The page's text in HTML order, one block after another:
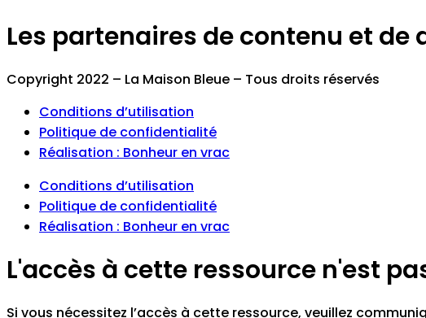
Les partenaires de contenu et
Copyright 2022 – La Maison Bleue – Tous droits réservés
Conditions d’utilisation
Politique de confidentialité
Réalisation : Bonheur en vrac
Conditions d’utilisation
Politique de confidentialité
Réalisation : Bonheur en vrac
L'accès à cette ressource n'est
Si vous nécessitez l’accès à cette ressource, veuillez